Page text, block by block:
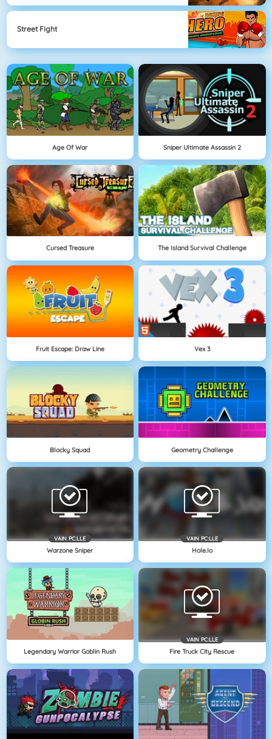
Street Fight
Age Of War Sniper Ultimate Assassin 2
Cursed Treasure The Island Survival Challenge
Fruit Escape: Draw Line Vex 3
Blocky Squad Geometry Challenge
VAIN PC:LLE
Warzone Sniper
VAIN PC:LLE
Hole.io
Legendary Warrior Goblin Rush
VAIN PC:LLE
Fire Truck City Rescue